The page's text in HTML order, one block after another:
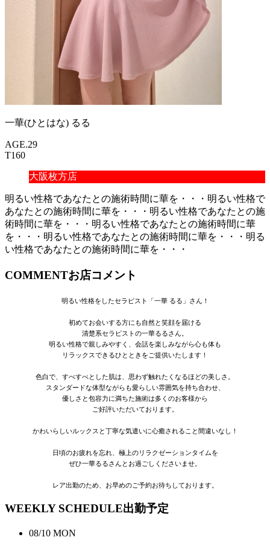
一華(ひとはな) るる
AGE.29
T160
大阪枚方店
明るい性格であなたとの施術時間に華を・・・ 明るい性格で
あなたとの施術時間に華を・・・ 明るい性格であなたとの施
術時間に華を・・・ 明るい性格であなたとの施術時間に華
を・・・ 明るい性格であなたとの施術時間に華を・・・ 明る
い性格であなたとの施術時間に華を・・・
COMMENTお店コメント
明るい性格をしたセラピスト「一華 るる」さん！
初めてお会いする方にも自然と笑顔を届ける
清楚系セラピストの一華るるさん。
明るい性格で親しみやすく、会話を楽しみながら心も体も
リラックスできるひとときをご提供いたします！
色白で、すべすべとした肌は、思わず触れたくなるほどの美しさ。
スタンダードな体型ながらも愛らしい雰囲気を持ち合わせ、
優しさと包容力に満ちた施術は多くのお客様から
ご好評いただいております。
かわいらしいルックスと丁寧な気遣いに心癒されること間違いなし！
日頃のお疲れを忘れ、極上のリラクゼーションタイムを
ぜひ一華るるさんとお過ごしくださいませ。
レア出勤のため、お早めのご予約お待ちしております。
WEEKLY SCHEDULE出勤予定
08/10 MON